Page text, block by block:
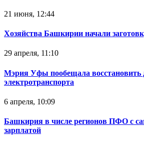
21 июня, 12:44
Хозяйства Башкирии начали
29 апреля, 11:10
Мэрия Уфы пообещала восстановить
электротранспорта
6 апреля, 10:09
Башкирия в числе регионов ПФО с
зарплатой